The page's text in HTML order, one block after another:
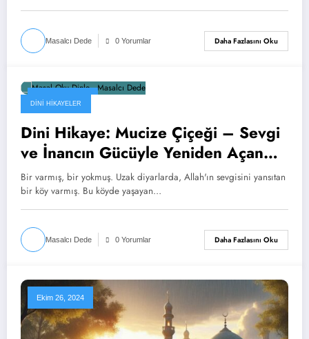
Masalcı Dede 0 Yorumlar Daha Fazlasını Oku
Kasım 30, 2024
DINI HIKAYELER
Dini Hikaye: Mucize Çiçeği – Sevgi
ve İnancın Gücüyle Yeniden Açan
Bir Çiçek
Bir varmış, bir yokmuş. Uzak diyarlarda, Allah'ın sevgisini yansıtan
bir köy varmış. Bu köyde yaşayan…
Masalcı Dede 0 Yorumlar Daha Fazlasını Oku
Ekim 26, 2024